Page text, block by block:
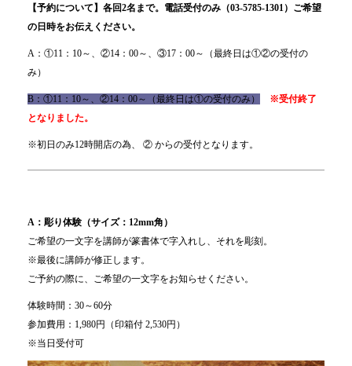
【予約について】各回2名まで。電話受付のみ（03-5785-1301）ご希望
の日時をお伝えください。
A：①11：10～、②14：00～、③17：00～（最終日は①②の受付の
み）
B：①11：10～、②14：00～（最終日は①の受付のみ）
※受付終了
となりました。
※初日のみ12時開店の為、 ② からの受付となります。
A：彫り体験（サイズ：12mm角）
ご希望の一文字を講師が篆書体で字入れし、それを彫刻。
※最後に講師が修正します。
ご予約の際に、ご希望の一文字をお知らせください。
体験時間：30～60分
参加費用：1,980円（印箱付 2,530円）
※当日受付可